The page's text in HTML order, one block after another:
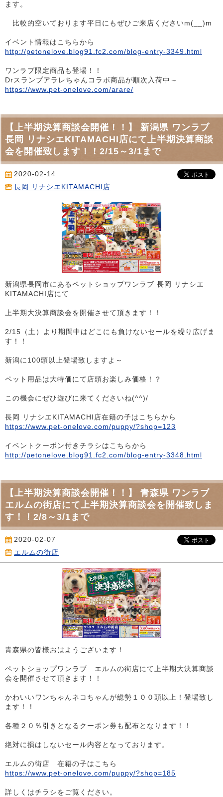
ます。
比較的空いております平日にもぜひご来店くださいm(__)m
イベント情報はこちらから
http://petonelove.blog91.fc2.com/blog-entry-3349.html
ワンラブ限定商品も登場！！
Drスランプアラレちゃんコラボ商品が順次入荷中～
https://www.pet-onelove.com/arare/
【上半期決算商談会開催！！】 新潟県 ワンラブ
長岡 リナシエKITAMACHI店にて上半期決算商談
会を開催致します！！2/15～3/1まで
2020-02-14
長岡 リナシエKITAMACHI店
新潟県長岡市にあるペットショップワンラブ 長岡 リナシエ
KITAMACHI店にて
上半期大決算商談会を開催させて頂きます！！
2/15（土）より期間中はどこにも負けないセールを繰り広げま
す！！
新潟に100頭以上登場致しますよ～
ペット用品は大特価にて店頭お楽しみ価格！？
この機会にぜひ遊びに来てくださいね(^^)/
長岡 リナシエKITAMACHI店在籍の子はこちらから
https://www.pet-onelove.com/puppy/?shop=123
イベントクーポン付きチラシはこちらから
http://petonelove.blog91.fc2.com/blog-entry-3348.html
【上半期決算商談会開催！！】 青森県 ワンラブ
エルムの街店にて上半期決算商談会を開催致しま
す！！2/8～3/1まで
2020-02-07
エルムの街店
青森県の皆様おはようございます！
ペットショップワンラブ エルムの街店にて上半期大決算商談
会を開催させて頂きます！！
かわいいワンちゃんネコちゃんが総勢１００頭以上！登場致し
ます！！
各種２０％引きとなるクーポン券も配布となります！！
絶対に損はしないセール内容となっております。
エルムの街店 在籍の子はこちら
https://www.pet-onelove.com/puppy/?shop=185
詳しくはチラシをご覧ください。